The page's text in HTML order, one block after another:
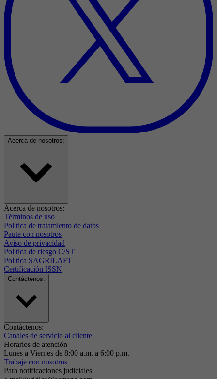
Acerca de nosotros:
Acerca de nosotros:
Términos de uso
Politica de tratamiento de datos
Paute con nosotros
Aviso de privacidad
Politica de riesgo C/ST
Politica SAGRILAFT
Certificación ISSN
Contáctenos:
Contáctenos:
Canales de servicio al cliente
Horarios de atención
Lunes a Viernes de 8:00 a.m. a 6:00 p.m.
Trabaje con nosotros
Para notificaciones judiciales